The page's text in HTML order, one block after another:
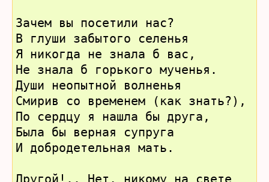
Зачем вы посетили нас?
В глуши забытого селенья
Я никогда не знала б вас,
Не знала б горького мученья.
Души неопытной волненья
Смирив со временем (как знать?),
По сердцу я нашла бы друга,
Была бы верная супруга
И добродетельная мать.
Другой!.. Нет, никому на свете